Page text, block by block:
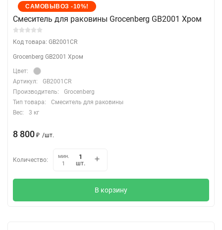
САМОВЫВОЗ -10%!
Cмеситель для раковины Grocenberg GB2001 Хром
Код товара: GB2001CR
Grocenberg GB2001 Хром
Цвет:
Артикул:
GB2001CR
Производитель:
Grocenberg
Тип товара:
Смеситель для раковины
Вес:
3 кг
8 800 ₽ /шт.
Количество:
мин.
1
шт.
В корзину